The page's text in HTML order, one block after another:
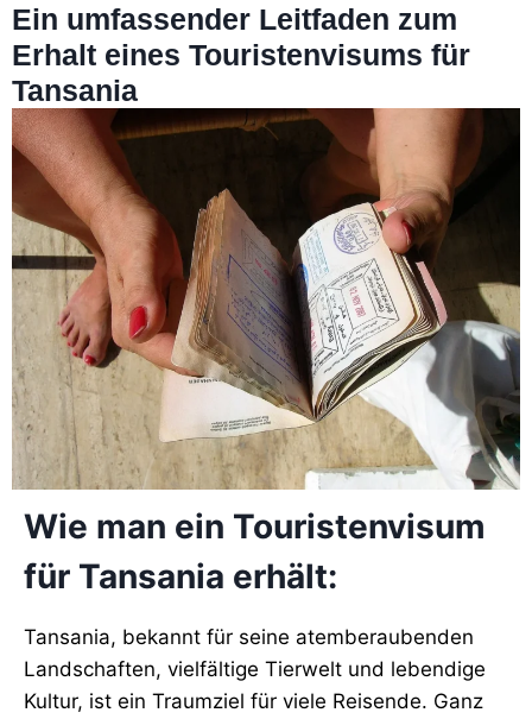
Ein umfassender Leitfaden zum
Erhalt eines Touristenvisums für
Tansania
Wie man ein Touristenvisum
für Tansania erhält:
Tansania, bekannt für seine atemberaubenden
Landschaften, vielfältige Tierwelt und lebendige
Kultur, ist ein Traumziel für viele Reisende. Ganz